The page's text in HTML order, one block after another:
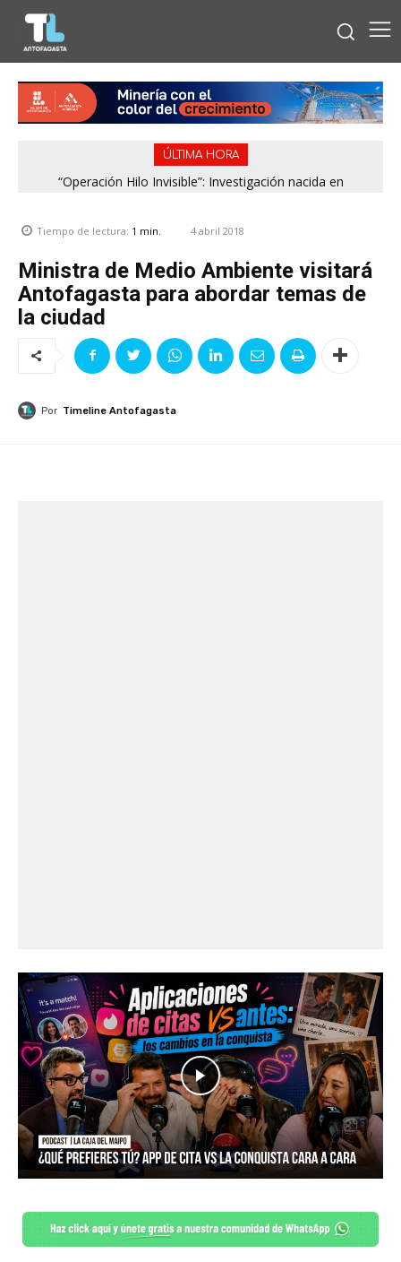
ÚLTIMA HORA
“Operación Hilo Invisible”: Investigación nacida en
Tiempo de lectura: 1 min. 4 abril 2018
Ministra de Medio Ambiente visitará
Antofagasta para abordar temas de
la ciudad
Por Timeline Antofagasta